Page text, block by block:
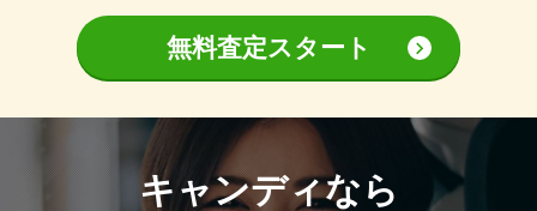
無料査定スタート
キャンディなら